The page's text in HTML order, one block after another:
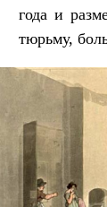
года и
тюрьму,